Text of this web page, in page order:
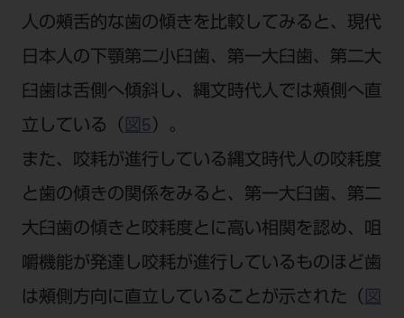
人の頰舌的な歯の傾きを比較してみると、現代
日本人の下顎第二小臼歯、第一大臼歯、第二大
臼歯は舌側へ傾斜し、縄文時代人では頰側へ直
立している（ 図5 ）。
また、咬耗が進行している縄文時代人の咬耗度
と歯の傾きの関係をみると、第一大臼歯、第二
大臼歯の傾きと咬耗度とに高い相関を認め、咀
嚼機能が発達し咬耗が進行しているものほど歯
は頰側方向に直立していることが示された（ 図